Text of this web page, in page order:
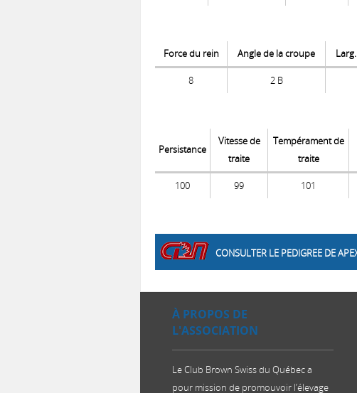
Force du rein Angle de la croupe
8 2 B
Persistance
Vitesse de
traite
Tempérament de
traite
100 99 101
CONSULTER LE PEDIGREE DE
À PROPOS DE
L'ASSOCIATION
Le Club Brown Swiss du Québec a
pour mission de promouvoir l’élevage